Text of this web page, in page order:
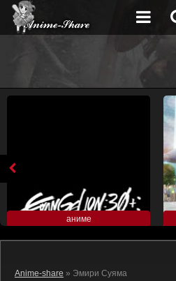
аниме
Anime-share » Эмири Суяма